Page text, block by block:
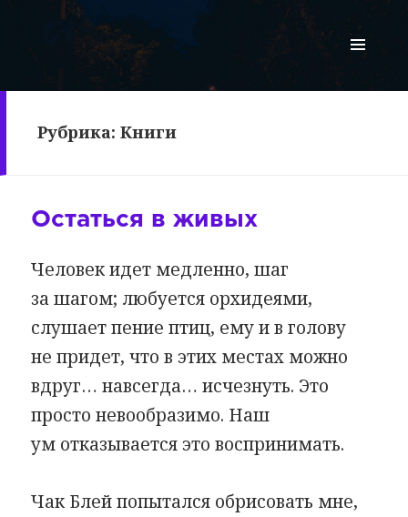
Рубрика:Книги
Остаться в живых
Человек идет медленно, шаг
за шагом; любуется орхидеями,
слушает пение птиц, ему и в голову
не придет, что в этих местах можно
вдруг… навсегда… исчезнуть. Это
просто невообразимо. Наш
ум отказывается это воспринимать.
Чак Блей попытался обрисовать мне,